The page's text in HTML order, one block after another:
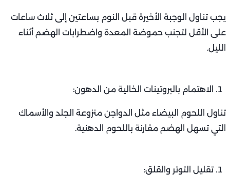
يجب تناول الوجبة الأخيرة قبل النوم بساعتين إلى ثلاث ساعات
على الأقل لتجنب حموضة المعدة واضطرابات الهضم أثناء
الليل.
الاهتمام بالبروتينات الخالية من الدهون:
تناول اللحوم البيضاء مثل الدواجن منزوعة الجلد والأسماك
التي تسهل الهضم مقارنة باللحوم الدهنية.
تقليل التوتر والقلق: